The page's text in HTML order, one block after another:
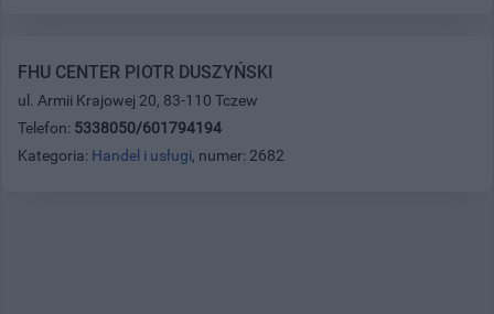
FHU CENTER PIOTR DUSZYŃSKI
ul. Armii Krajowej 20, 83-110 Tczew
Telefon: 5338050/601794194
Kategoria: Handel i usługi, numer: 2682